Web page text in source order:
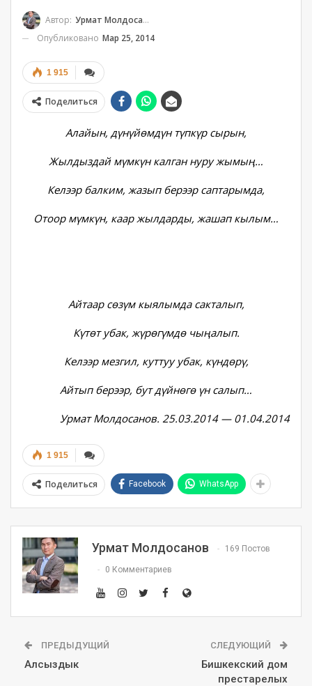
Автор: Урмат Молдосанов
Опубликовано Мар 25, 2014
1 915
Поделиться
Алайын, дүнүйөмдүн түпкүр сырын,
Жылдыздай мүмкүн калган нуру жымың…
Келээр балким, жазып берээр саптарымда,
Отоор мүмкүн, каар жылдарды, жашап кылым…
Айтаар сөзүм кыялымда сакталып,
Күтөт убак, жүрөгүмдө чыңалып.
Келээр мезгил, куттуу убак, күндөрү,
Айтып берээр, бут дүйнөгө үн салып…
Урмат Молдосанов. 25.03.2014 — 01.04.2014
1 915
Поделиться Facebook WhatsApp
Урмат Молдосанов 169 Постов
0 Комментариев
ПРЕДЫДУЩИЙ
Алсыздык
СЛЕДУЮЩИЙ
Бишкекский дом
престарелых